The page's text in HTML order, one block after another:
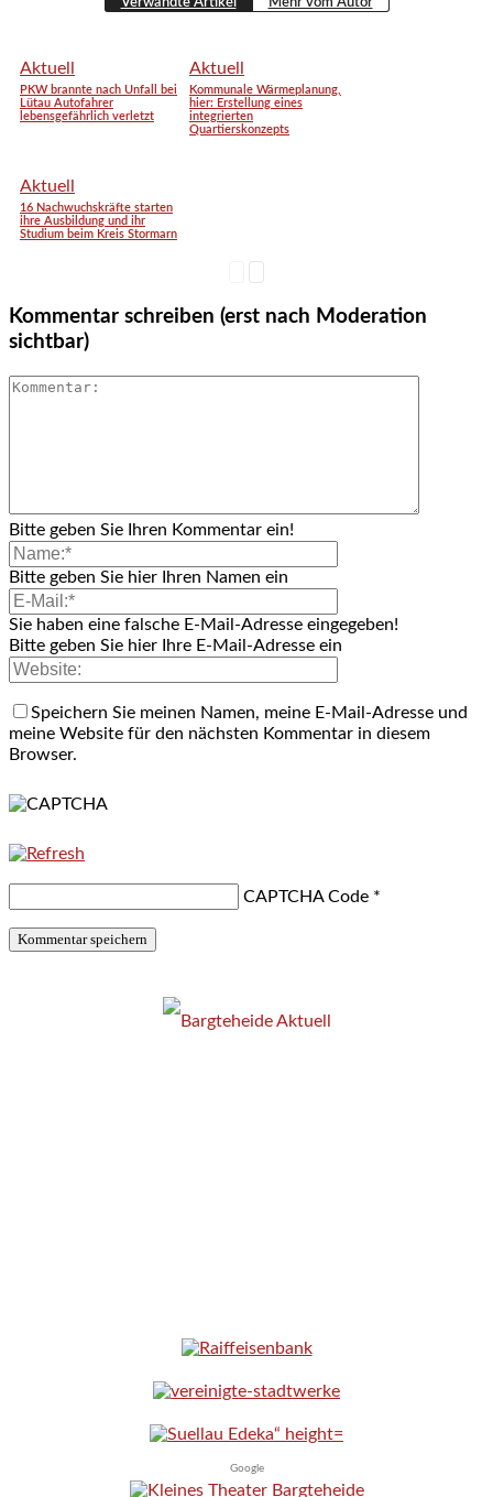
Aktuell
PKW brannte nach Unfall bei
Lütau Autofahrer
lebensgefährlich verletzt
Aktuell
Kommunale Wärmeplanung,
hier: Erstellung eines
integrierten
Quartierskonzepts
Aktuell
16 Nachwuchskräfte starten
ihre Ausbildung und ihr
Studium beim Kreis Stormarn
Kommentar schreiben (erst nach Moderation
sichtbar)
Bitte geben Sie Ihren Kommentar ein!
Bitte geben Sie hier Ihren Namen ein
Sie haben eine falsche E-Mail-Adresse eingegeben!
Bitte geben Sie hier Ihre E-Mail-Adresse ein
Speichern Sie meinen Namen, meine E-Mail-Adresse und
meine Website für den nächsten Kommentar in diesem
Browser.
CAPTCHA Code *
Google